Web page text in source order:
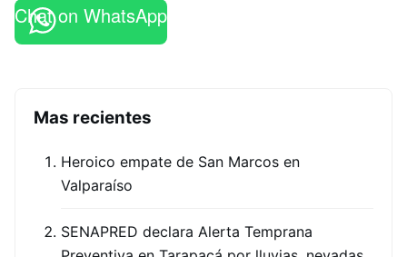
Chat on WhatsApp
Mas recientes
Heroico empate de San Marcos en
Valparaíso
SENAPRED declara Alerta Temprana